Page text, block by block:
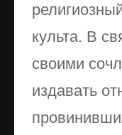
культа. В
своими
издавать